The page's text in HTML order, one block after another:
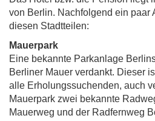
von Berlin. Nachfolgend ein paar
diesen Stadtteilen:
Mauerpark
Eine bekannte Parkanlage
Berliner Mauer verdankt. Dieser
alle Erholungssuchenden, auch
Mauerpark zwei bekannte
Mauerweg und der Radfernweg